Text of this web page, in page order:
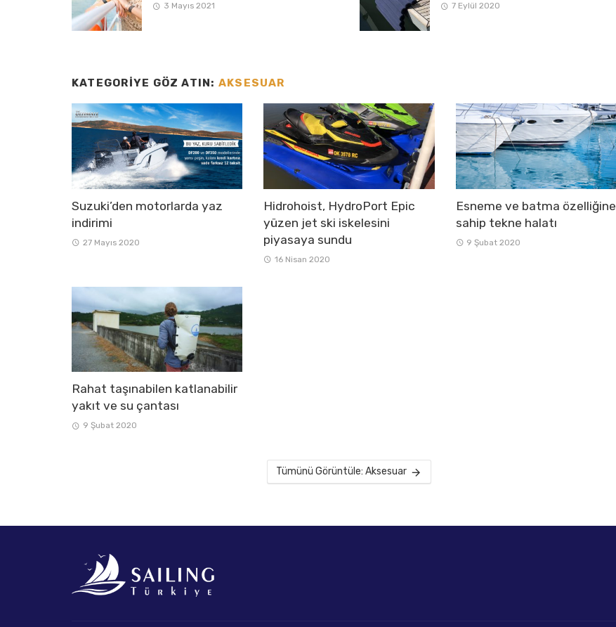
3 Mayıs 2021 7 Eylül 2020
KATEGORIYE GÖZ ATIN: AKSESUAR
Suzuki’den motorlarda yaz
indirimi
27 Mayıs 2020
Hidrohoist, HydroPort Epic
yüzen jet ski iskelesini
piyasaya sundu
16 Nisan 2020
Esneme ve batma özelliğine
sahip tekne halatı
9 Şubat 2020
Rahat taşınabilen katlanabilir
yakıt ve su çantası
9 Şubat 2020
Tümünü Görüntüle: Aksesuar